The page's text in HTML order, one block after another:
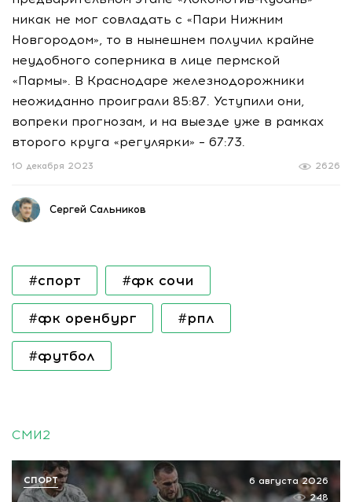
никак не мог совладать с «Пари Нижним
Новгородом», то в нынешнем получил крайне
неудобного соперника в лице пермской
«Пармы». В Краснодаре железнодорожники
неожиданно проиграли 85:87. Уступили они,
вопреки прогнозам, и на выезде уже в рамках
второго круга «регулярки» – 67:73.
2626
10 декабря 2023
Сергей Сальников
#спорт #фк сочи
#фк оренбург #рпл
#футбол
СМИ2
6 августа 2026
248
СПОРТ